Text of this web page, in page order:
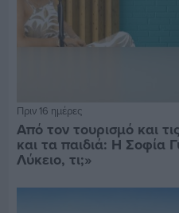
Πριν 16 ημέρες
Από τον τουρισμό και
και τα παιδιά: Η Σοφία
Λύκειο, τι;»